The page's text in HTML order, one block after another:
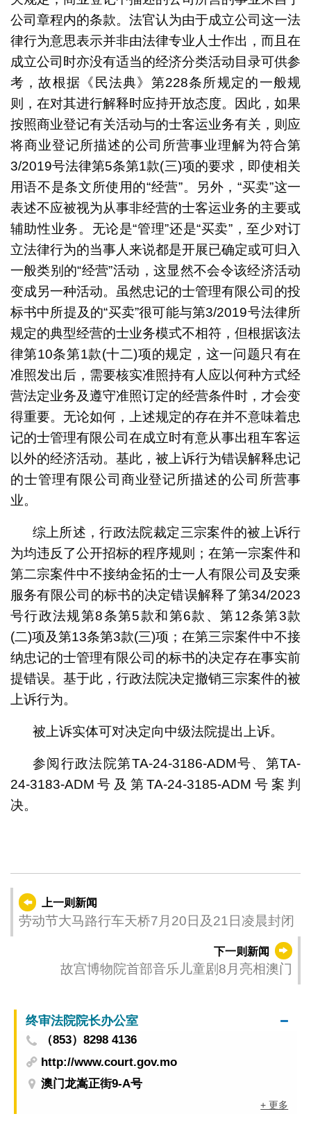
公司章程内的条款。法官认为由于成立公司这一法
律行为意思表示并非由法律专业人士作出，而且在
成立公司时亦没有适当的经济分类活动目录可供参
考，故根据《民法典》第228条所规定的一般规
则，在对其进行解释时应持开放态度。因此，如果
按照商业登记有关活动与的士客运业务有关，则应
将商业登记所描述的公司所营事业理解为符合第
3/2019号法律第5条第1款(三)项的要求，即使相关
用语不是条文所使用的“经营”。另外，“买卖”这一
表述不应被视为从事非经营的士客运业务的主要或
辅助性业务。无论是“管理”还是“买卖”，至少对订
立法律行为的当事人来说都是开展已确定或可归入
一般类别的“经营”活动，这显然不会令该经济活动
变成另一种活动。虽然忠记的士管理有限公司的投
标书中所提及的“买卖”很可能与第3/2019号法律所
规定的典型经营的士业务模式不相符，但根据该法
律第10条第1款(十二)项的规定，这一问题只有在
准照发出后，需要核实准照持有人应以何种方式经
营法定业务及遵守准照订定的经营条件时，才会变
得重要。无论如何，上述规定的存在并不意味着忠
记的士管理有限公司在成立时有意从事出租车客运
以外的经济活动。基此，被上诉行为错误解释忠记
的士管理有限公司商业登记所描述的公司所营事
业。
综上所述，行政法院裁定三宗案件的被上诉行
为均违反了公开招标的程序规则；在第一宗案件和
第二宗案件中不接纳金拓的士一人有限公司及安乘
服务有限公司的标书的决定错误解释了第34/2023
号行政法规第8条第5款和第6款、第12条第3款
(二)项及第13条第3款(三)项；在第三宗案件中不接
纳忠记的士管理有限公司的标书的决定存在事实前
提错误。基于此，行政法院决定撤销三宗案件的被
上诉行为。
被上诉实体可对决定向中级法院提出上诉。
参阅行政法院第TA-24-3186-ADM号、第TA-
24-3183-ADM号及第TA-24-3185-ADM号案判
决。
上一则新闻
劳动节大马路行车天桥7月20日及21日凌晨封闭
下一则新闻
故宫博物院首部音乐儿童剧8月亮相澳门
终审法院院长办公室
（853）8298 4136
http://www.court.gov.mo
澳门龙嵩正街9-A号
+ 更多